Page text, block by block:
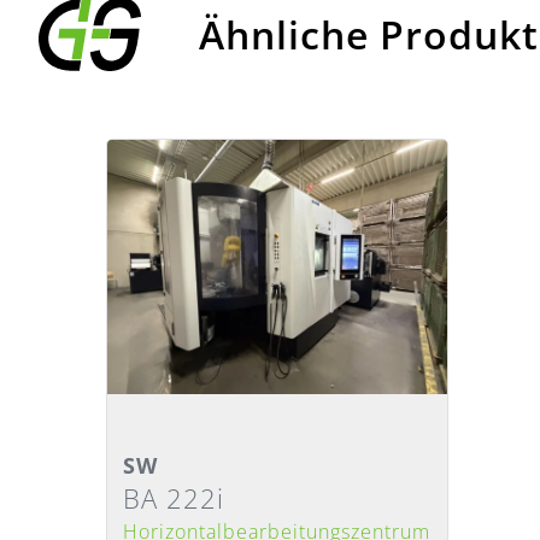
Ähnliche
Detailansicht
Lieferzeit : Nach Absprache
SW
BA 222i
Horizontalbearbeitungszentrum